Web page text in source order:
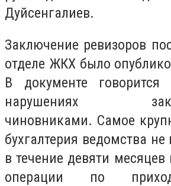
Дуйсенгалиев.
Заключение ревизоров
отделе ЖКХ было
В документе говорится
нарушениях
чиновниками. Самое
бухгалтерия ведомства
в течение девяти
операции по